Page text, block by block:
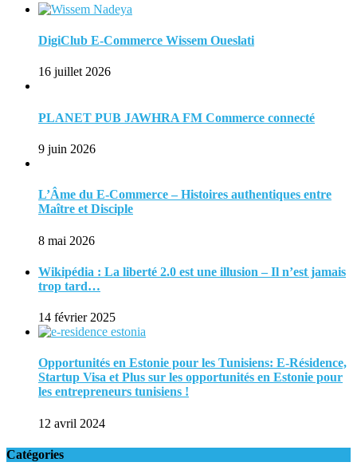
DigiClub E-Commerce Wissem Oueslati
16 juillet 2026
PLANET PUB JAWHRA FM Commerce connecté
9 juin 2026
L’Âme du E-Commerce – Histoires authentiques entre
Maître et Disciple
8 mai 2026
Wikipédia : La liberté 2.0 est une illusion – Il n’est jamais
trop tard…
14 février 2025
Opportunités en Estonie pour les Tunisiens: E-Résidence,
Startup Visa et Plus sur les opportunités en Estonie pour
les entrepreneurs tunisiens !
12 avril 2024
Catégories